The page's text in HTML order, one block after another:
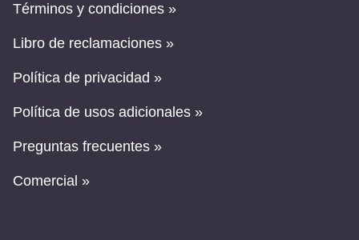
Términos y condiciones »
Libro de reclamaciones »
Política de privacidad »
Política de usos adicionales »
Preguntas frecuentes »
Comercial »